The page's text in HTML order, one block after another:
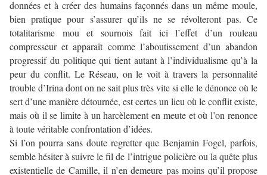
données et à créer des humains façonnés dans un même moule,
bien pratique pour s’assurer qu’ils ne se révolteront pas. Ce
totalitarisme mou et sournois fait ici l’effet d’un rouleau
compresseur et apparaît comme l’aboutissement d’un abandon
progressif du politique qui tient autant à l’individualisme qu’à la
peur du conflit. Le Réseau, on le voit à travers la personnalité
trouble d’Irina dont on ne sait plus très vite si elle le dénonce où le
sert d’une manière détournée, est certes un lieu où le conflit existe,
mais où il se limite à un harcèlement en meute et où l’on renonce
à toute véritable confrontation d’idées.
Si l’on pourra sans doute regretter que Benjamin Fogel, parfois,
semble hésiter à suivre le fil de l’intrigue policière ou la quête plus
existentielle de Camille, il n’en demeure pas moins qu’il propose